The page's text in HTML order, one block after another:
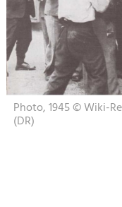
Photo, 1945 © Wiki-
(DR)